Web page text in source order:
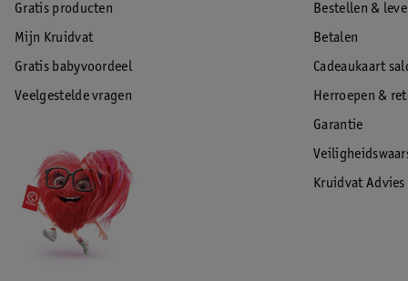
Gratis producten
Mijn Kruidvat
Gratis babyvoordeel
Veelgestelde vragen
Bestellen &
Betalen
Cadeaukaart
Herroepen &
Garantie
Kruidvat Advies